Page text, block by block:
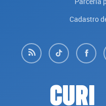
Cadastro